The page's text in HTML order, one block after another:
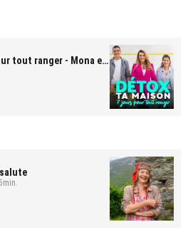
tout ranger - Mona et